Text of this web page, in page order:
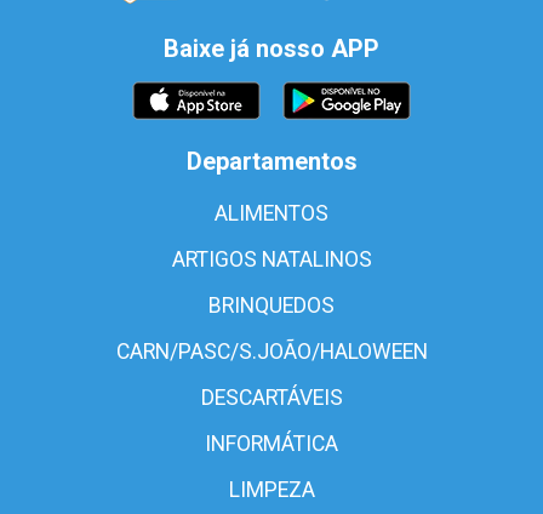
Baixe já nosso APP
Departamentos
ALIMENTOS
ARTIGOS NATALINOS
BRINQUEDOS
CARN/PASC/S.JOÃO/HALOWEEN
DESCARTÁVEIS
INFORMÁTICA
LIMPEZA